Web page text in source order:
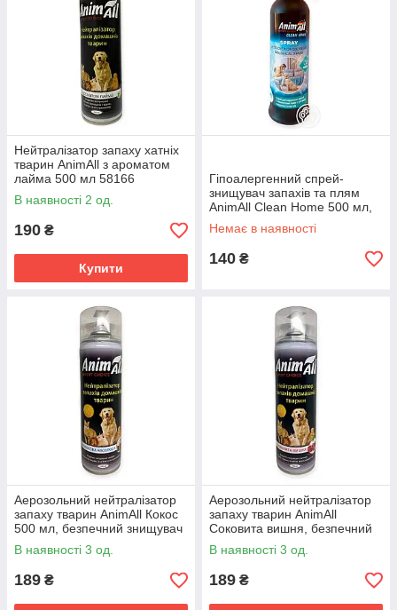
Нейтралізатор запаху хатніх
тварин AnimAll з ароматом
лайма 500 мл 58166
В наявності 2 од.
190 ₴
Купити
Гіпоалергенний спрей-
знищувач запахів та плям
AnimAll Clean Home 500 мл,
пробіотичний ліквідатор міток
та біологічного бруду від т
Немає в наявності
140 ₴
Аерозольний нейтралізатор
запаху тварин AnimAll Кокос
500 мл, безпечний знищувач
молекул неприємного запаху,
сечі та міток
В наявності 3 од.
189 ₴
Аерозольний нейтралізатор
запаху тварин AnimAll
Соковита вишня, безпечний
спрей-знищувач міток, сечі та
запаху вогкості
В наявності 3 од.
189 ₴